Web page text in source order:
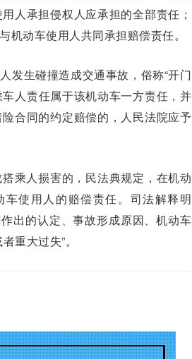
人承担侵权人应承担的全部责任；
动车使用人共同承担赔偿责任。
发生碰撞造成交通事故，俗称“开门
人责任属于该机动车一方责任，并
合同的约定赔偿的，人民法院应予
乘人损害的，民法典规定，在机动
使用人的赔偿责任。司法解释明
出的认定、事故形成原因、机动车
重大过失”。